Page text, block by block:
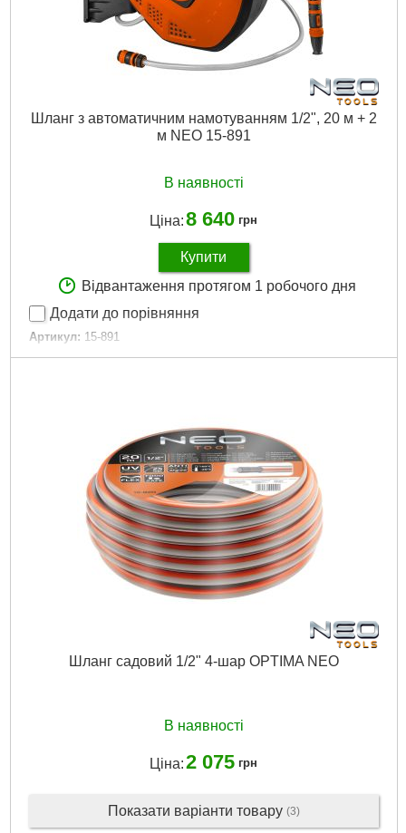
Шланг з автоматичним намотуванням 1/2", 20 м + 2
м NEO 15-891
В наявності
Ціна:8 640 грн
Купити
Відвантаження протягом 1 робочого дня
Додати до порівняння
Артикул: 15-891
Код товару: 25.63.08
Докладніше...
Шланг садовий 1/2" 4-шар OPTIMA NEO
В наявності
Ціна:2 075 грн
Показати варіанти товару (3)